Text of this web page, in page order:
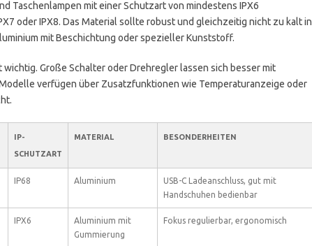
Taschenlampen mit einer Schutzart von mindestens IPX6
oder IPX8. Das Material sollte robust und gleichzeitig nicht zu kalt in
mit Beschichtung oder spezieller Kunststoff.
wichtig. Große Schalter oder Drehregler lassen sich besser mit
verfügen über Zusatzfunktionen wie Temperaturanzeige oder
IP-
SCHUTZART
MATERIAL BESONDERHEITEN
IP68 Aluminium
USB-C Ladeanschluss, gut mit
Handschuhen bedienbar
IPX6
Aluminium mit
Gummierung
Fokus regulierbar, ergonomisch